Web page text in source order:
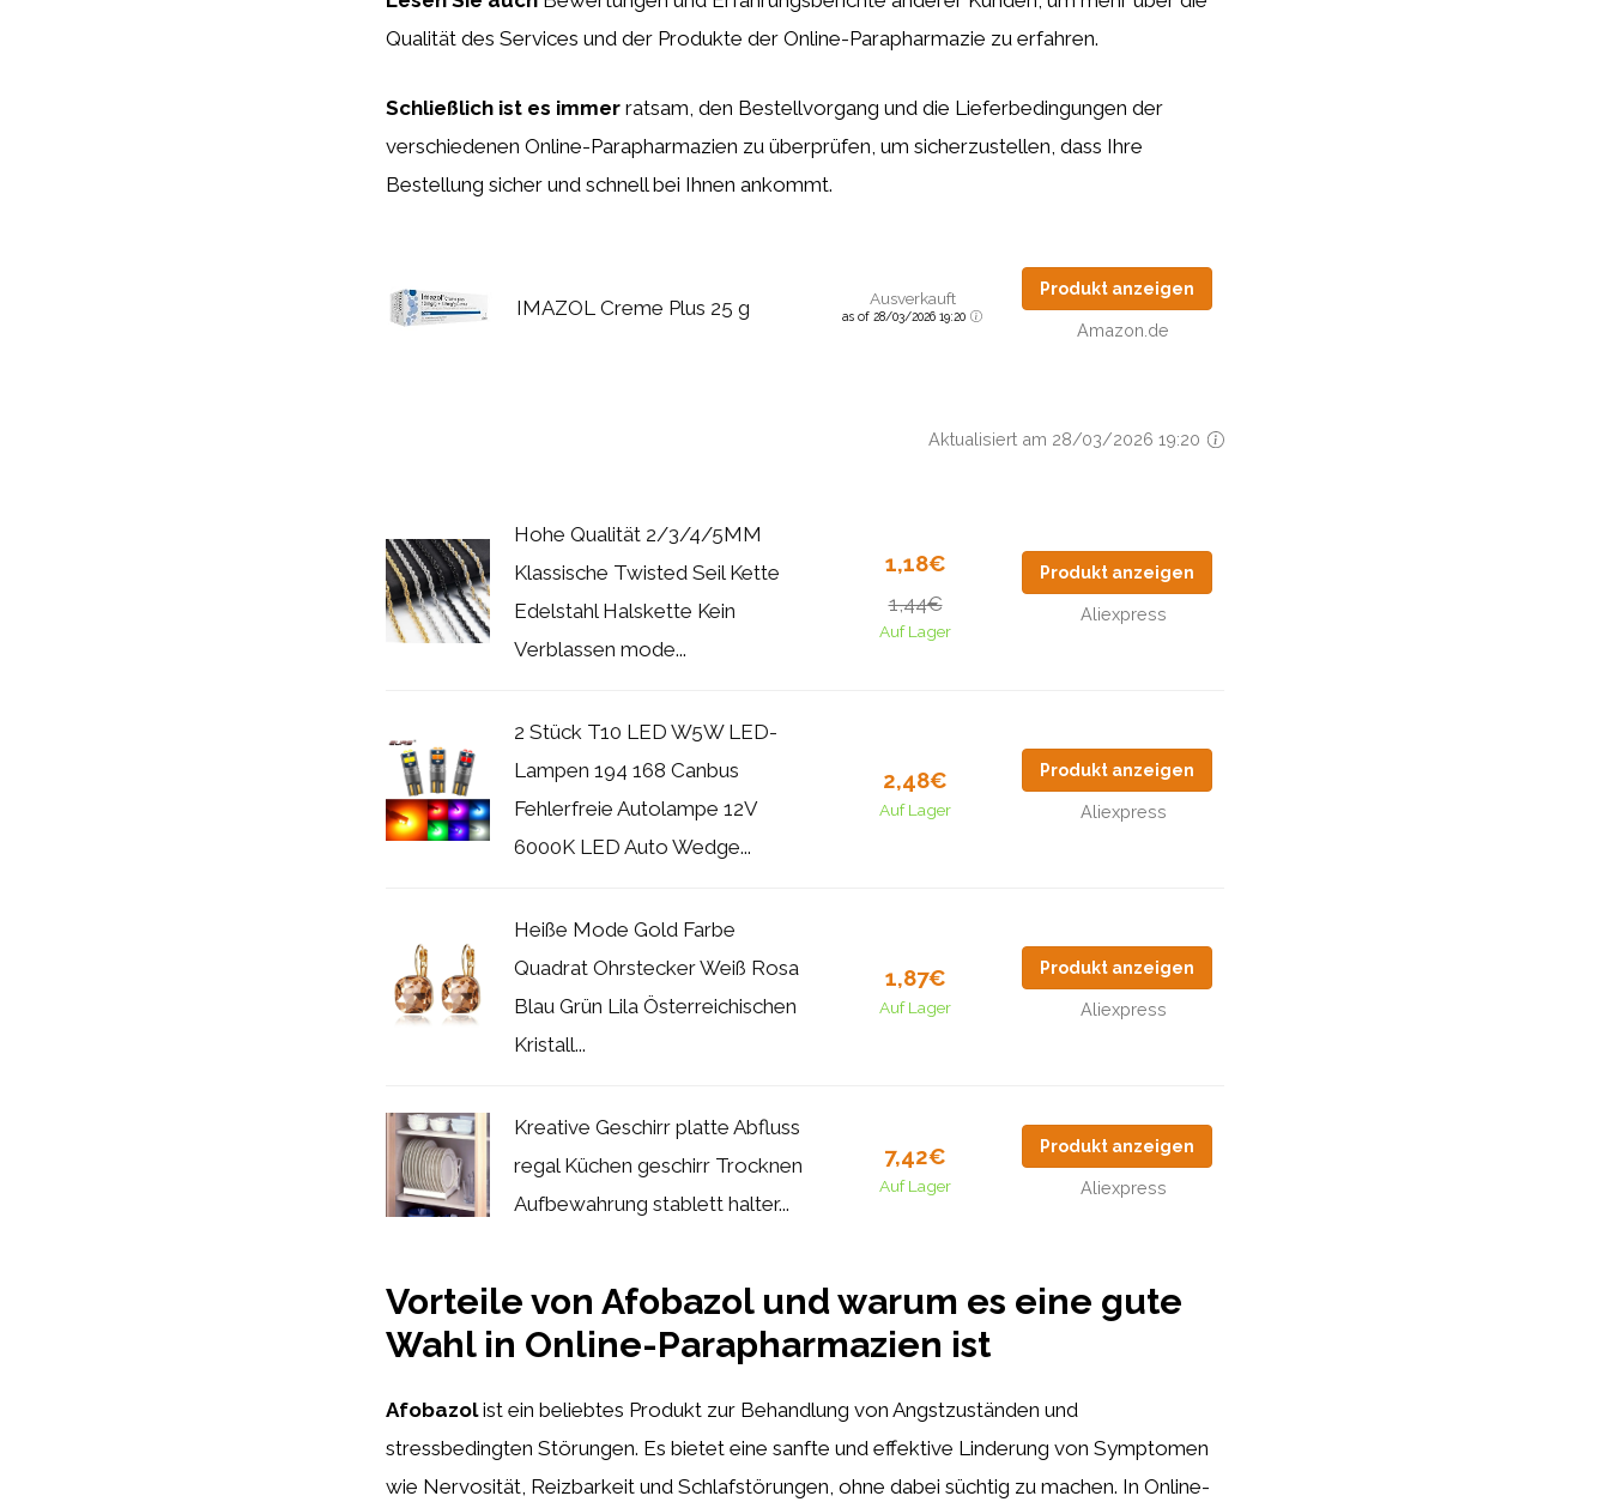
Qualität des Services und der Produkte der Online-Parapharmazie zu erfahren.
Schließlich ist es immer ratsam, den Bestellvorgang und die Lieferbedingungen der
verschiedenen Online-Parapharmazien zu überprüfen, um sicherzustellen, dass Ihre
Bestellung sicher und schnell bei Ihnen ankommt.
IMAZOL Creme Plus 25 g Ausverkauft
as of 28/03/2026 19:20
Produkt anzeigen
Amazon.de
Aktualisiert am 28/03/2026 19:20
Hohe Qualität 2/3/4/5MM
Klassische Twisted Seil Kette
Edelstahl Halskette Kein
Verblassen mode...
1,18€
1,44€
Auf Lager
Produkt anzeigen
Aliexpress
2 Stück T10 LED W5W LED-
Lampen 194 168 Canbus
Fehlerfreie Autolampe 12V
6000K LED Auto Wedge...
2,48€
Auf Lager
Produkt anzeigen
Aliexpress
Heiße Mode Gold Farbe
Quadrat Ohrstecker Weiß Rosa
Blau Grün Lila Österreichischen
Kristall...
1,87€
Auf Lager
Produkt anzeigen
Aliexpress
Kreative Geschirr platte Abfluss
regal Küchen geschirr Trocknen
Aufbewahrung stablett halter...
7,42€
Auf Lager
Produkt anzeigen
Aliexpress
Vorteile von Afobazol und warum es eine gute
Wahl in Online-Parapharmazien ist
Afobazolist ein beliebtes Produkt zur Behandlung von Angstzuständen und
stressbedingten Störungen. Es bietet eine sanfte und effektive Linderung von Symptomen
wie Nervosität, Reizbarkeit und Schlafstörungen, ohne dabei süchtig zu machen. In Online-